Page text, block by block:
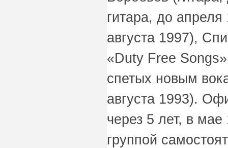
гитара, до
августа 1997),
«Duty Free
спетых новым
августа 1993).
через 5 лет, в мае
группой